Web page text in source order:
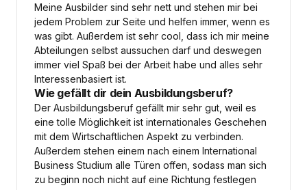
Meine Ausbilder sind sehr nett und stehen mir bei
jedem Problem zur Seite und helfen immer, wenn es
was gibt. Außerdem ist sehr cool, dass ich mir meine
Abteilungen selbst aussuchen darf und deswegen
immer viel Spaß bei der Arbeit habe und alles sehr
Interessenbasiert ist.
Wie gefällt dir dein Ausbildungsberuf?
Der Ausbildungsberuf gefällt mir sehr gut, weil es
eine tolle Möglichkeit ist internationales Geschehen
mit dem Wirtschaftlichen Aspekt zu verbinden.
Außerdem stehen einem nach einem International
Business Studium alle Türen offen, sodass man sich
zu beginn noch nicht auf eine Richtung festlegen